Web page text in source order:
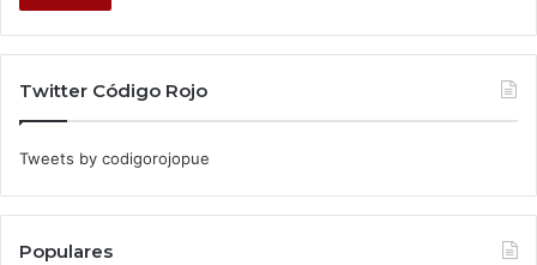
Twitter Código Rojo
Tweets by codigorojopue
Populares